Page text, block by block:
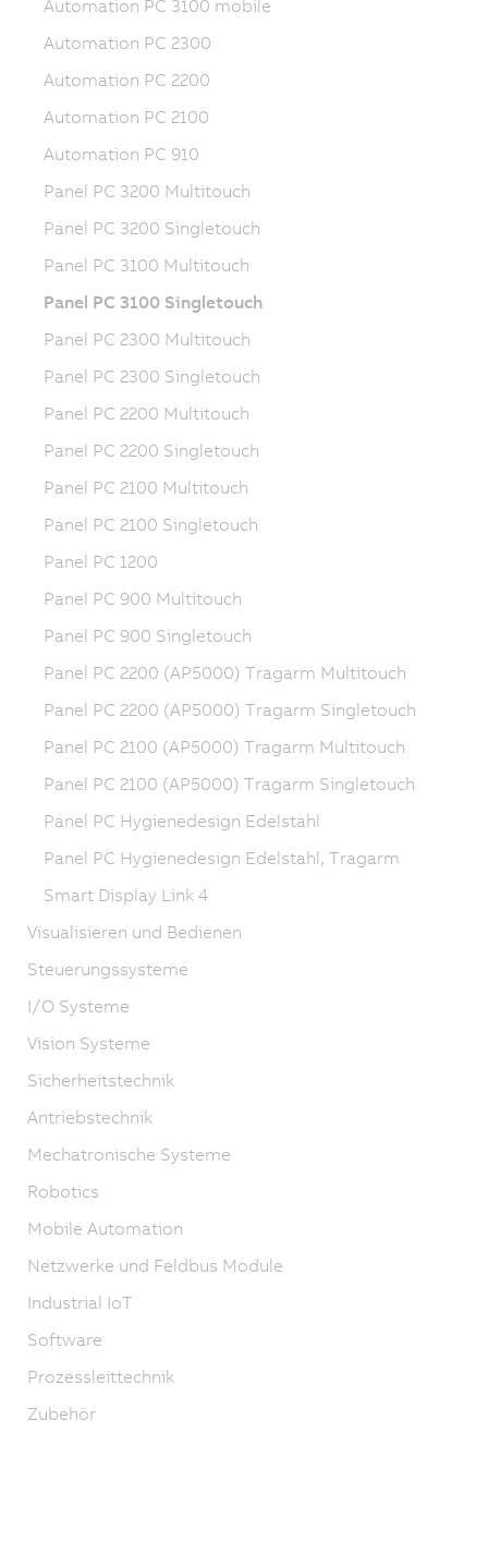
Automation PC 3100 mobile
Automation PC 2300
Automation PC 2200
Automation PC 2100
Automation PC 910
Panel PC 3200 Multitouch
Panel PC 3200 Singletouch
Panel PC 3100 Multitouch
Panel PC 3100 Singletouch
Panel PC 2300 Multitouch
Panel PC 2300 Singletouch
Panel PC 2200 Multitouch
Panel PC 2200 Singletouch
Panel PC 2100 Multitouch
Panel PC 2100 Singletouch
Panel PC 1200
Panel PC 900 Multitouch
Panel PC 900 Singletouch
Panel PC 2200 (AP5000) Tragarm Multitouch
Panel PC 2200 (AP5000) Tragarm Singletouch
Panel PC 2100 (AP5000) Tragarm Multitouch
Panel PC 2100 (AP5000) Tragarm Singletouch
Panel PC Hygienedesign Edelstahl
Panel PC Hygienedesign Edelstahl, Tragarm
Smart Display Link 4
Visualisieren und Bedienen
Steuerungssysteme
I/O Systeme
Vision Systeme
Sicherheitstechnik
Antriebstechnik
Mechatronische Systeme
Robotics
Mobile Automation
Netzwerke und Feldbus Module
Industrial IoT
Software
Prozessleittechnik
Zubehör